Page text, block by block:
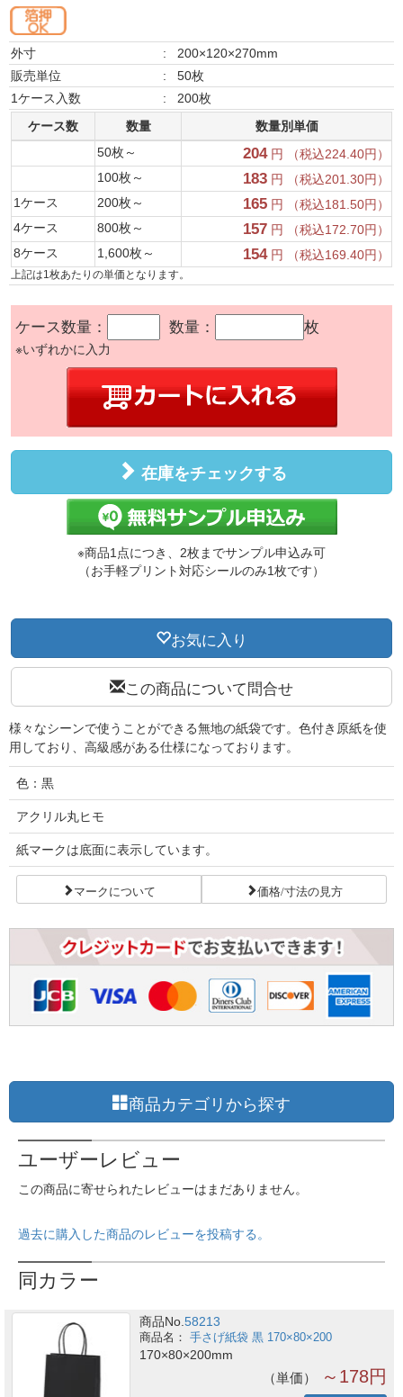
外寸 :
200×120×270mm
販売単位
:
50枚
1ケース入数
:
200枚
ケース数
数量
数量別単価
50枚～
204円 （税込224.40円）
100枚～
183 円 （税込201.30円）
1ケース
200枚～ 165 円 （税込181.50円）
4ケース
800枚～ 157 円 （税込172.70円）
8ケース
1,600枚～ 154円 （税込169.40円）
上記は1枚あたりの単価となります。
ケース数量： 数量： 枚
※いずれかに入力
在庫をチェックする
※商品1点につき、2枚までサンプル申込み可
（お手軽プリント対応シールのみ1枚です）
お気に入り
この商品について問合せ
様々なシーンで使うことができる無地の紙袋です。色付き原紙を使
用しており、高級感がある仕様になっております。
色：黒
アクリル丸ヒモ
紙マークは底面に表示しています。
マークについて 価格/寸法の見方
商品カテゴリから探す
ユーザーレビュー
この商品に寄せられたレビューはまだありません。
過去に購入した商品のレビューを投稿する。
同カラー
商品No.58213
手さげ紙袋 黒 170×80×200
170×80×200mm
単価 ～178円